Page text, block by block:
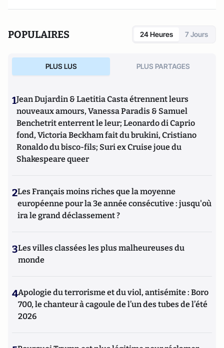
POPULAIRES 24 Heures 7 Jours
PLUS LUS PLUS PARTAGES
1Jean Dujardin & Laetitia Casta étrennent leurs
nouveaux amours, Vanessa Paradis & Samuel
Benchetrit enterrent le leur; Leonardo di Caprio
fond, Victoria Beckham fait du brukini, Cristiano
Ronaldo du bisco-fils; Suri ex Cruise joue du
Shakespeare queer
2Les Français moins riches que la moyenne
européenne pour la 3e année consécutive : jusqu'où
ira le grand déclassement ?
3Les villes classées les plus malheureuses du
monde
4Apologie du terrorisme et du viol, antisémite : Boro
700, le chanteur à cagoule de l’un des tubes de l’été
2026